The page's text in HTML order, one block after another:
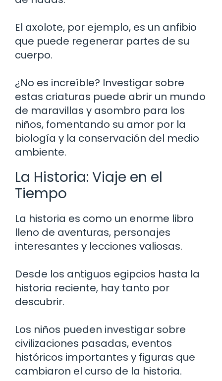
El axolote, por ejemplo, es un anfibio
que puede regenerar partes de su
cuerpo.
¿No es increíble? Investigar sobre
estas criaturas puede abrir un mundo
de maravillas y asombro para los
niños, fomentando su amor por la
biología y la conservación del medio
ambiente.
La Historia: Viaje en el
Tiempo
La historia es como un enorme libro
lleno de aventuras, personajes
interesantes y lecciones valiosas.
Desde los antiguos egipcios hasta la
historia reciente, hay tanto por
descubrir.
Los niños pueden investigar sobre
civilizaciones pasadas, eventos
históricos importantes y figuras que
cambiaron el curso de la historia.